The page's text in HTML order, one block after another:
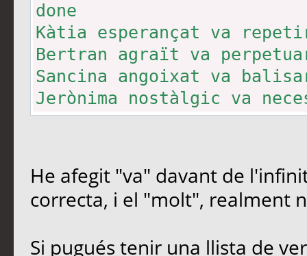
done
Kàtia esperançat va
Bertran agraït va
Sancina angoixat va
Jerònima nostàlgic va
Marcel·lí en pànic va
He afegit "va" davant de
correcta, i el "molt", realment
Si pugués tenir una llista de